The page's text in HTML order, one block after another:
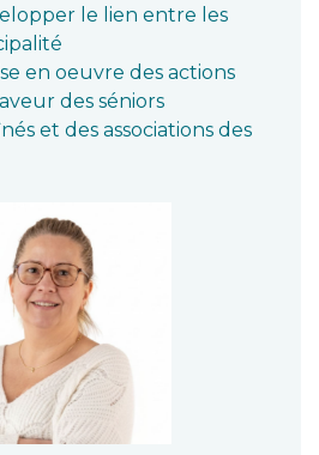
le lien entre les
en oeuvre des actions
des séniors
et des associations des